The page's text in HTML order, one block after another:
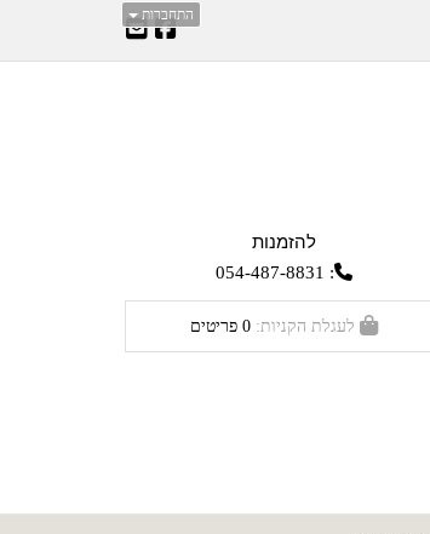
התחברות
להזמנות
:
054-487-8831
0 פריטים